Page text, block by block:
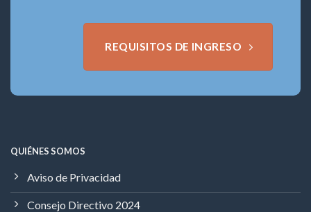
REQUISITOS DE INGRESO
QUIÉNES SOMOS
Aviso de Privacidad
Consejo Directivo 2024